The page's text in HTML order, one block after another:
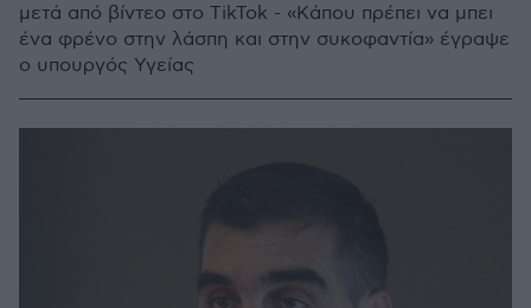
μετά από βίντεο στο TikTok - «Κάπου πρέπει να μπει
ένα φρένο στην λάσπη και στην συκοφαντία» έγραψε
ο υπουργός Υγείας